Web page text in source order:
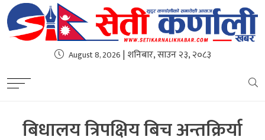
August 8, 2026 | शनिबार, साउन २३, २०८३
बिधालय त्रिपक्षिय बिच अन्तक्रिर्या